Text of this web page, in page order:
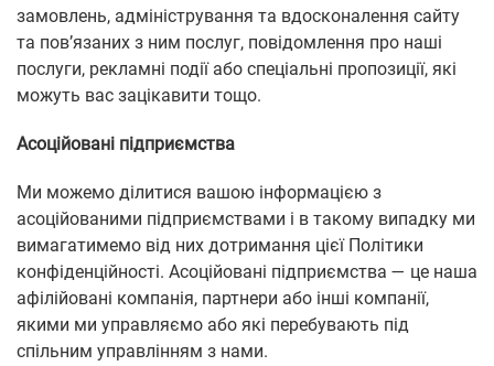
замовлень, адміністрування та вдосконалення сайту
та пов’язаних з ним послуг, повідомлення про наші
послуги, рекламні події або спеціальні пропозиції, які
можуть вас зацікавити тощо.
Асоційовані підприємства
Ми можемо ділитися вашою інформацією з
асоційованими підприємствами і в такому випадку ми
вимагатимемо від них дотримання цієї Політики
конфіденційності. Асоційовані підприємства — це наша
афілійовані компанія, партнери або інші компанії,
якими ми управляємо або які перебувають під
спільним управлінням з нами.